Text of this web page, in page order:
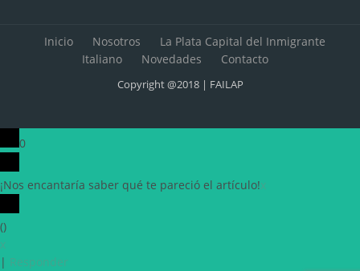
Inicio Nosotros
La Plata Capital del Inmigrante
Italiano
Novedades Contacto
Copyright @2018 | FAILAP
0
¡Nos encantaría saber qué te pareció el artículo!x
()
x
| Responder